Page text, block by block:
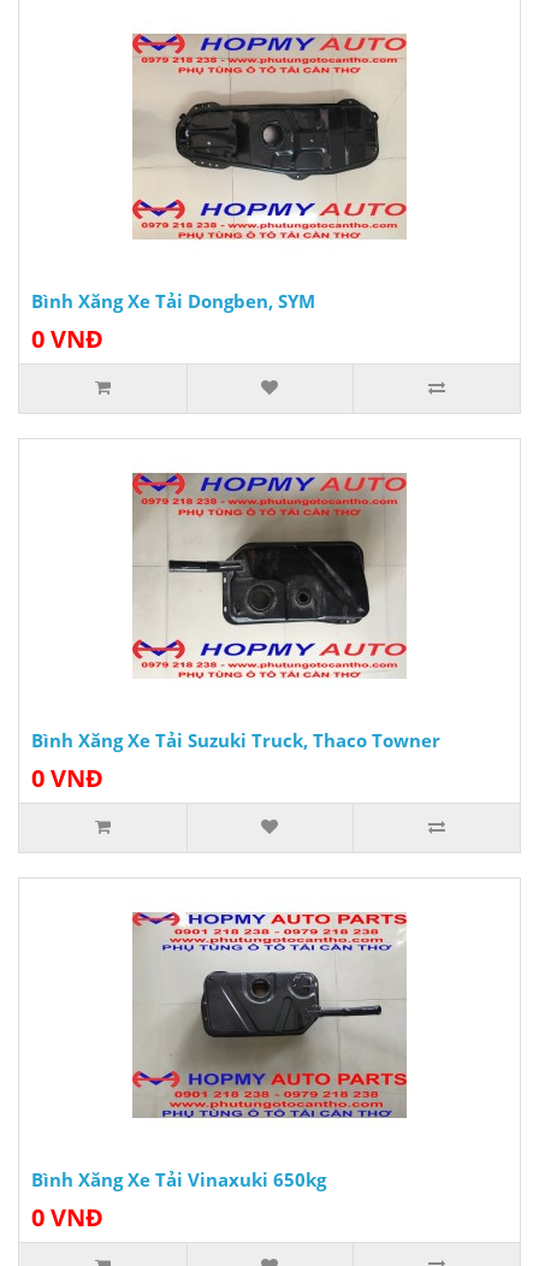
Bình Xăng Xe Tải Dongben, SYM
0 VNĐ
Bình Xăng Xe Tải Suzuki Truck, Thaco Towner
0 VNĐ
Bình Xăng Xe Tải Vinaxuki 650kg
0 VNĐ